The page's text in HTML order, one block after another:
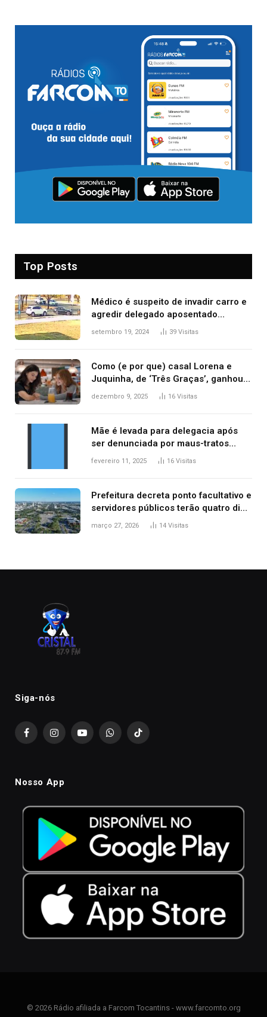
Top Posts
Médico é suspeito de invadir carro e
agredir delegado aposentado
durante confusão no trânsito
setembro 19, 2024 39 Visitas
Como (e por que) casal Lorena e
Juquinha, de ‘Três Graças’, ganhou
repercussão internacional
dezembro 9, 2025 16 Visitas
Mãe é levada para delegacia após
ser denunciada por maus-tratos
contra dois filhos, diz polícia
fevereiro 11, 2025 16 Visitas
Prefeitura decreta ponto facultativo e
servidores públicos terão quatro dias
de folga na Semana Santa
março 27, 2026 14 Visitas
Siga-nós
FacebookInstagramYouTubeWhatsAppTikTok
Nosso App
© 2026 Rádio afiliada a Farcom Tocantins - www.farcomto.org